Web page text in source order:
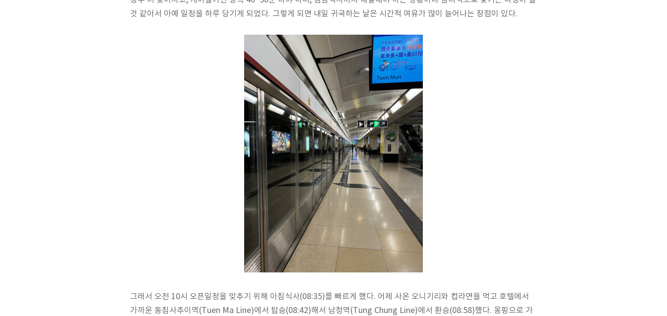
것 같아서 아예 일정을 하루 당기게 되었다. 그렇게 되면 내일 귀국하는 날은 시간적 여유가 많이 늘어나는 장점이 있다.
그래서 오전 10시 오픈일정을 맞추기 위해 아침식사(08:35)를 빠르게 했다. 어제 사온 오니기리와 컵라면을 먹고 호텔에서
가까운 동침사추이역(Tuen Ma Line)에서 탑승(08:42)해서 남청역(Tung Chung Line)에서 환승(08:58)했다. 옹핑으로 가